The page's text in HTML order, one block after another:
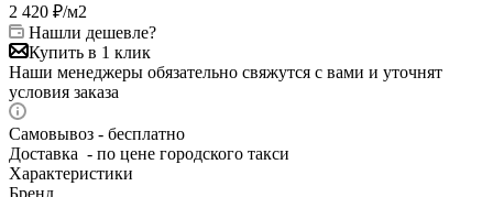
2 420 ₽/м2
Нашли дешевле?
Купить в 1 клик
Наши менеджеры обязательно свяжутся с вами и уточнят
условия заказа
Самовывоз - бесплатно
Доставка - по цене городского такси
Характеристики
Бренд